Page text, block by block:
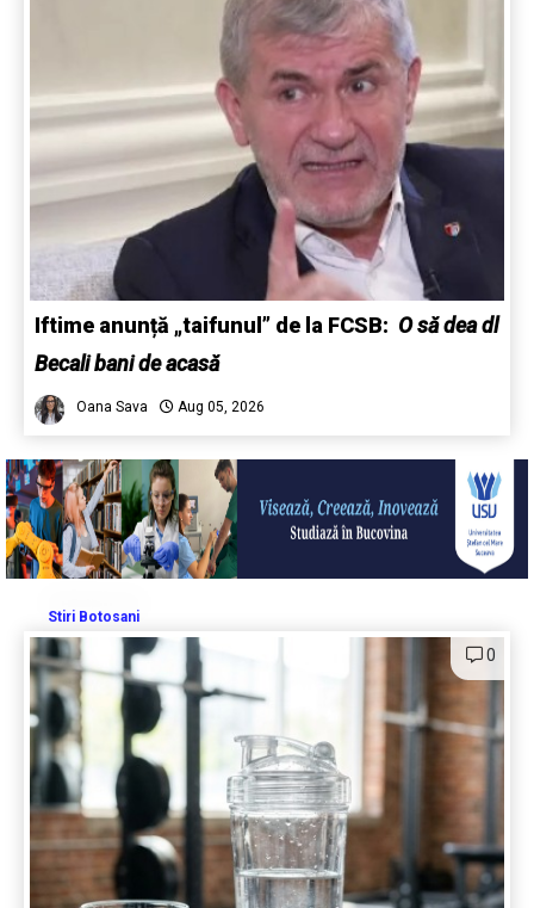
Iftime anunță „taifunul” de la FCSB: O să dea dl
Becali bani de acasă
Oana Sava Aug 05, 2026
Stiri Botosani
0